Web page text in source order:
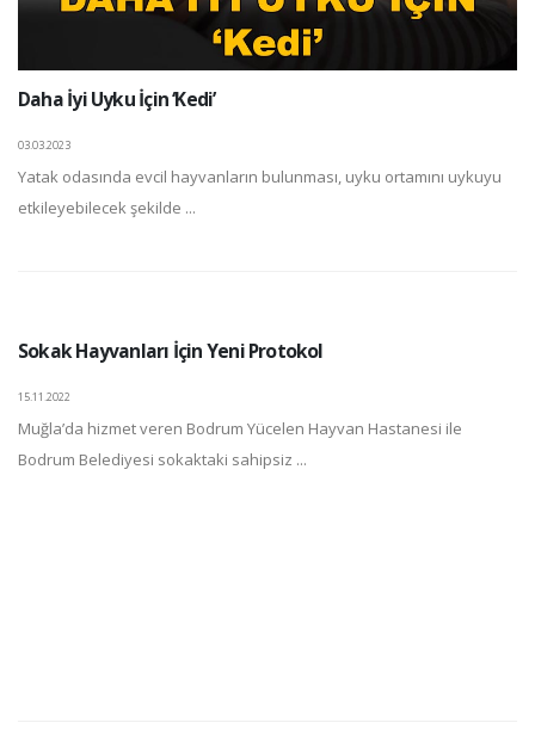
Daha İyi Uyku İçin ‘Kedi’
03.03.2023
Yatak odasında evcil hayvanların bulunması, uyku ortamını uykuyu
etkileyebilecek şekilde ...
Sokak Hayvanları İçin Yeni Protokol
15.11.2022
Muğla’da hizmet veren Bodrum Yücelen Hayvan Hastanesi ile
Bodrum Belediyesi sokaktaki sahipsiz ...